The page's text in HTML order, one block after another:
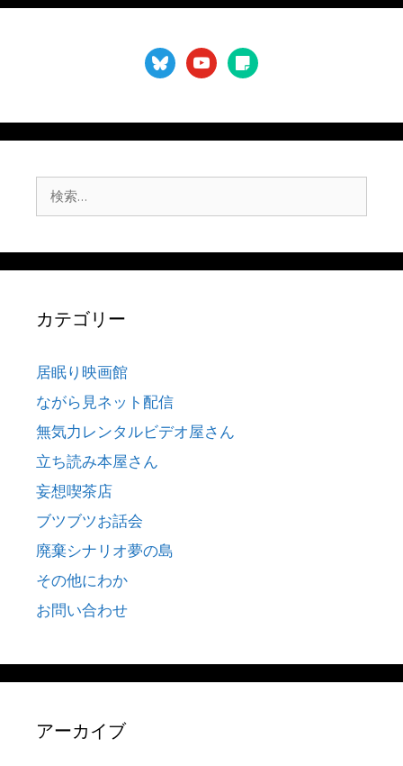
blueskyyoutubesticky-
note
索:
カテゴリー
居眠り映画館
ながら見ネット配信
無気力レンタルビデオ屋さん
立ち読み本屋さん
妄想喫茶店
ブツブツお話会
廃棄シナリオ夢の島
その他にわか
お問い合わせ
アーカイブ